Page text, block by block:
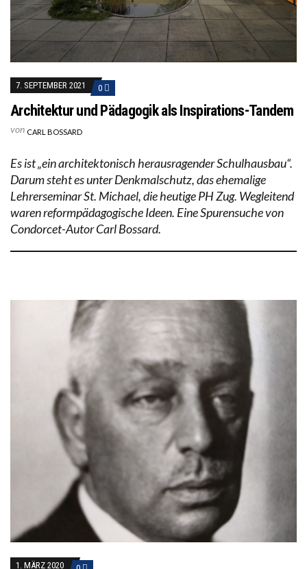
7. SEPTEMBER 2021 0
Architektur und Pädagogik als Inspirations-Tandem
von CARL BOSSARD
Es ist „ein architektonisch herausragender Schulhausbau“.
Darum steht es unter Denkmalschutz, das ehemalige
Lehrerseminar St. Michael, die heutige PH Zug. Wegleitend
waren reformpädagogische Ideen. Eine Spurensuche von
Condorcet-Autor Carl Bossard.
1. MÄRZ 2020